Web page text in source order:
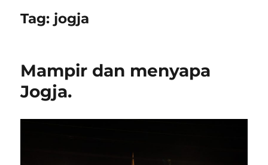
Tag: jogja
Mampir dan menyapa
Jogja.